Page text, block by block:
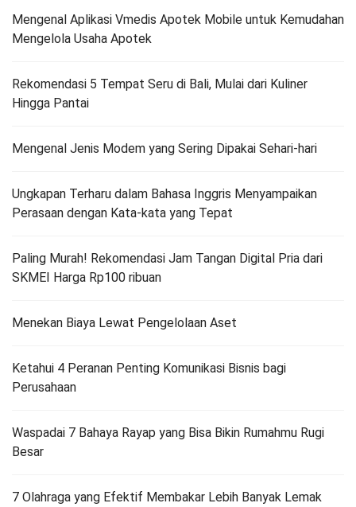
Mengenal Aplikasi Vmedis Apotek Mobile untuk Kemudahan
Mengelola Usaha Apotek
Rekomendasi 5 Tempat Seru di Bali, Mulai dari Kuliner
Hingga Pantai
Mengenal Jenis Modem yang Sering Dipakai Sehari-hari
Ungkapan Terharu dalam Bahasa Inggris Menyampaikan
Perasaan dengan Kata-kata yang Tepat
Paling Murah! Rekomendasi Jam Tangan Digital Pria dari
SKMEI Harga Rp100 ribuan
Menekan Biaya Lewat Pengelolaan Aset
Ketahui 4 Peranan Penting Komunikasi Bisnis bagi
Perusahaan
Waspadai 7 Bahaya Rayap yang Bisa Bikin Rumahmu Rugi
Besar
7 Olahraga yang Efektif Membakar Lebih Banyak Lemak